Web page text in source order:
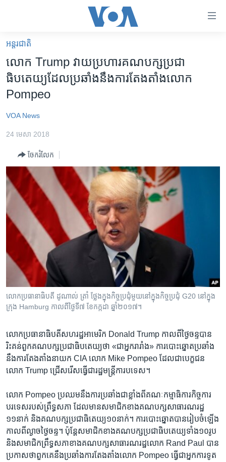
គេហទំព័រ​
ទាក់ទង
និង​
ចូល​
ទំព័រ​
ព័ត៌មាន​​
រំលង​
និង​
ទំព័រ​
រចនា
រំលង​
ទៅ​
កាន់​
ទំព័រ​
រក
អន្តរជាតិ
អាមេរិក
ព្រឹត្តិការណ៍ព័ត៌មាន
ទូរទស្សន៍ / វីដេអូ​
វិទ្យុ / ផតខាសថ៍
កម្មវិធីទាំងអស់
Khmer English
បណ្តាញ​សង្គម
អន្តរជាតិ
លោក Trump វាយប្រហារ​គណបក្ស​ប្រជា
ធិបតេយ្យ​ដែល​ប្រឆាំង​នឹង​ការ​តែងតាំង​លោក
Pompeo
VOA News
24 មេសា 2018
ចែករំលែក
លោក​ប្រធានាធិបតី ដូណាល់ ត្រាំ ថ្លែង​ក្នុង​កិច្ចប្រជុំ​មួយ​នៅ​ក្នុង​កិច្ចប្រជុំ G20 នៅ​ក្នុង​
ក្រុង Hamburg កាលពី​ថ្ងៃទី៧ ខែកក្កដា ឆ្នាំ២០១៧។
លោក​ប្រធានាធិបតី​សហរដ្ឋ​អាមេរិក Donald Trump កាល​ពី​ថ្ងៃចន្ទ​បាន​
រិះគន់ពួក​គណបក្ស​ប្រជាធិបតេយ្យ​ថា «ជា​អ្នក​រារាំង» ការ​បោះឆ្នោត​ប្រឆាំង​
នឹង​ការ​តែងតាំង​នាយក CIA លោក Mike Pompeo ដែល​ជា​បេក្ខជន​
លោក Trump ជ្រើសរើស​ធ្វើ​ជា​រដ្ឋមន្រ្តី​ការបទេស។
លោក Pompeo ប្រឈម​នឹង​ការ​ប្រឆាំង​ជា​ខ្លាំង​ពី​គណៈកម្មាធិការ​កិច្ចការ​
បរទេស​របស់ព្រឹទ្ធសភា​ ដែល​មាន​សមាជិក​ខាង​គណបក្ស​សាធារណរដ្ឋ​
១១នាក់​ និង​គណបក្ស​ប្រជាធិតេយ្យ​១០នាក់។ ការ​បោះឆ្នោត​បាន​រៀបចំ​ឡើង​
កាល​ពី​ល្ងាច​ថ្ងៃចន្ទ។ ប៉ុន្តែ​សមាជិក​ខាង​គណបក្ស​ប្រជាធិបតេយ្យ​ទាំង១០រូប
និង​សមាជិក​ព្រឹទ្ធសភា​ខាង​គណបក្ស​សាធារណរដ្ឋ​លោក Rand Paul បាន​
ប្រកាស​ថា​ពួកគេ​នឹង​ប្រឆាំង​ការ​តែងតាំង​លោក Pompeo ធ្វើ​ជា​អ្នក​ការទូត​